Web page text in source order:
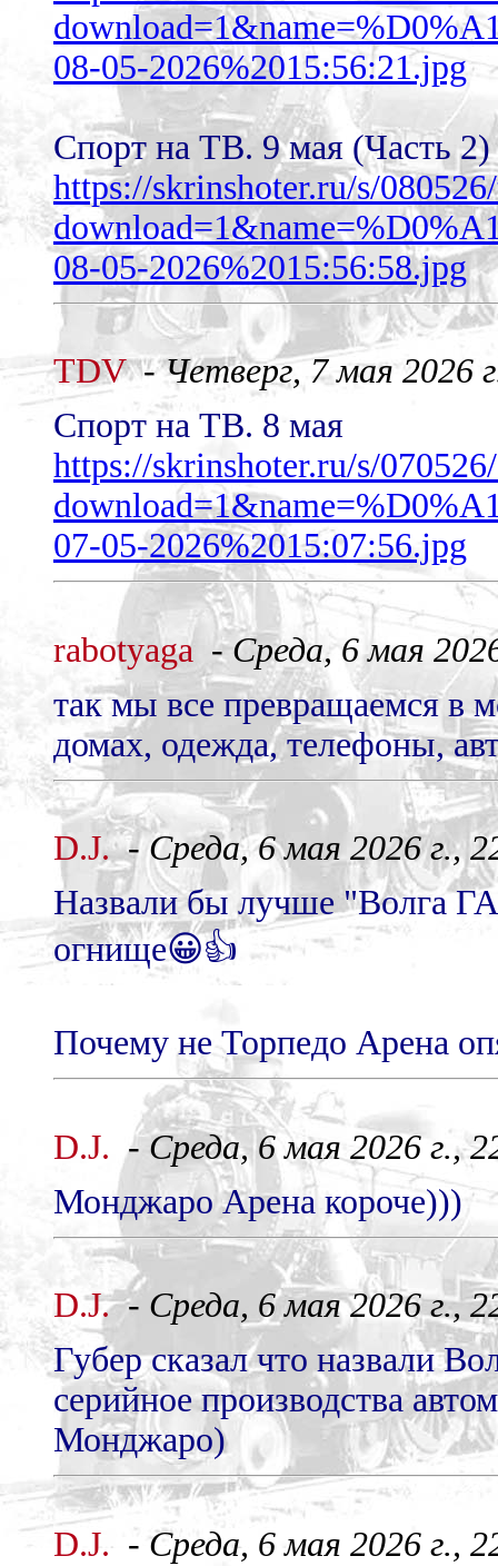
08-05-2026%2015:56:21.jpg
Спорт на ТВ. 9 мая (Часть 2)
https://skrinshoter.ru/s/
08-05-2026%2015:56:58.jpg
TDV-Четверг, 7 мая 2026
Спорт на ТВ. 8 мая
https://skrinshoter.ru/s/
07-05-2026%2015:07:56.jpg
rabotyaga -Среда, 6 мая
так мы все превращаемся в
домах, одежда, телефоны,
D.J.-Среда, 6 мая 2026 г.,
Назвали бы лучше "Волга
огнище😀👍
Почему не Торпедо Арена
D.J. -Среда, 6 мая 2026 г.,
Монджаро Арена короче)))
D.J.- Среда, 6 мая 2026 г.,
Губер сказал что назвали
серийное производства
Монджаро)
D.J.- Среда, 6 мая 2026 г.,